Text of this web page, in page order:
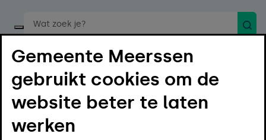
Start een spraakopdracht
Menu
Gemeente Meerssen
gebruikt cookies om de
website beter te laten
werken